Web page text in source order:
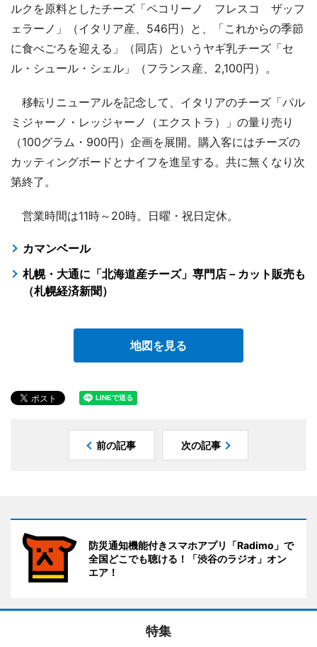
ルクを原料としたチーズ「ペコリーノ フレスコ ザッフ
ェラーノ」（イタリア産、546円）と、「これからの季節
に食べごろを迎える」（同店）というヤギ乳チーズ「セ
ル・シュール・シェル」（フランス産、2,100円）。
移転リニューアルを記念して、イタリアのチーズ「パル
ミジャーノ・レッジャーノ（エクストラ）」の量り売り
（100グラム・900円）企画を展開。購入客にはチーズの
カッティングボードとナイフを進呈する。共に無くなり次
第終了。
営業時間は11時～20時。日曜・祝日定休。
カマンベール
札幌・大通に「北海道産チーズ」専門店－カット販売も
（札幌経済新聞）
地図を見る
前の記事 次の記事
防災通知機能付きスマホアプリ「Radimo」で
全国どこでも聴ける！「渋谷のラジオ」オン
エア！
特集